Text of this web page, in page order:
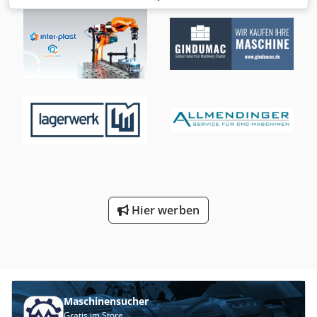
(min.):4 bar, Druck (max.):13 bar, Geräuschpegel:67 dB,
Art der Kühlung:Luft, Ausstattung:
Dokumentation/Handbuch, Kältetrockner, Typenschild
vorhanden
, Wir sind seit über 20 Jahren auf die
Druckluftbranche spezialisiert. Professioneller Service und
Schraubenkompressor Atlas Copco GA37VSDs FF
(drehzahlgeregelt mit integriertem Trockner). Die
Vorgängermodellen der GA VSD-Serie. Das ökologische und
effiziente VSD+-Antriebssystem reduziert den
bis zu 12 %. Ein effizienter Lüftermotor (konform mit der
ERP-Richtlinie 2015) reduziert Energieverbrauch und
Geräuschpegel. Überragender Motorwirkungsgrad (iPM)
Hier werben
Maschinensucher